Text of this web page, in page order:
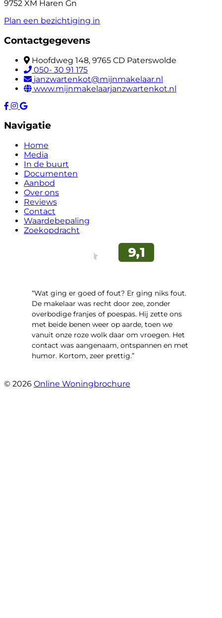
9752 XM Haren Gn
Plan een bezichtiging in
Contactgegevens
Hoofdweg 148, 9765 CD Paterswolde
050- 30 91 175
janzwartenkot@mijnmakelaar.nl
www.mijnmakelaarjanzwartenkot.nl
Navigatie
Home
Media
In de buurt
Documenten
Aanbod
Over ons
Reviews
Contact
Waardebepaling
Zoekopdracht
“Wat ging er goed of fout? Er ging niks fout.
De makelaar was recht door zee, zonder
overbodige franjes of poespas. Hij zette ons
met beide benen weer op aarde, toen we
vanuit onze roze wolk daar om vroegen. Het
contact was aangenaam, ontspannen en met
humor. Kortom, zeer prettig.”
© 2026 Online Woningbrochure